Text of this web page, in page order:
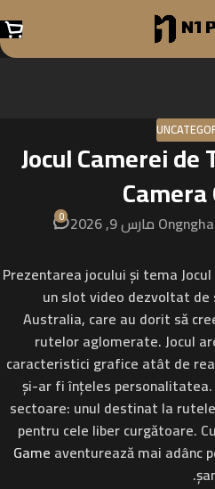
Jocul Camerei
On مارس 9, 2026 0
Prezentarea jocului și tema
un slot video dezvoltat
Australia, care au dorit să
rutelor aglomerate. Jocul
caracteristici grafice atât de
și-ar fi înțeles
sectoare: unul destinat la
pentru cele liber curgătoare.
Game aventurează mai adânc